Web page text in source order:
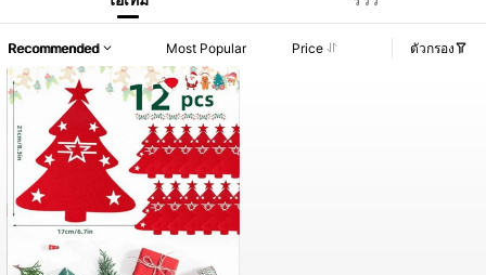
Recommended Most Popular Price ตัวกรอง